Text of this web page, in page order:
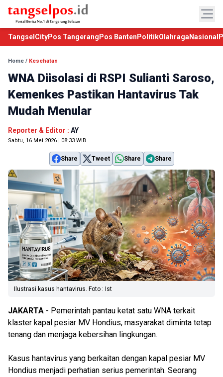
TangselCityPos Tangerang Pos Banten PolitikOlahraga Nasional
Home / Kesehatan
WNA Diisolasi di RSPI Sulianti Saroso,
Kemenkes Pastikan Hantavirus Tak
Mudah Menular
Reporter & Editor : AY
Sabtu, 16 Mei 2026 | 08:33 WIB
Share Tweet Share Share
Ilustrasi kasus hantavirus. Foto : Ist
JAKARTA - Pemerintah pantau ketat satu WNA terkait
klaster kapal pesiar MV Hondius, masyarakat diminta tetap
tenang dan menjaga kebersihan lingkungan.
Kasus hantavirus yang berkaitan dengan kapal pesiar MV
Hondius menjadi perhatian serius pemerintah. Seorang